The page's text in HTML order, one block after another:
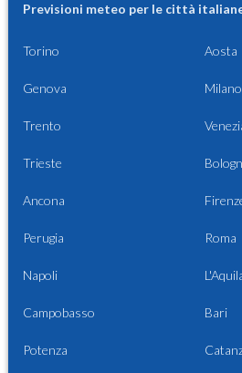
Previsioni meteo per le città
Torino Aosta
Genova Milano
Trento
Trieste
Ancona
Perugia Roma
Napoli
Campobasso Bari
Potenza